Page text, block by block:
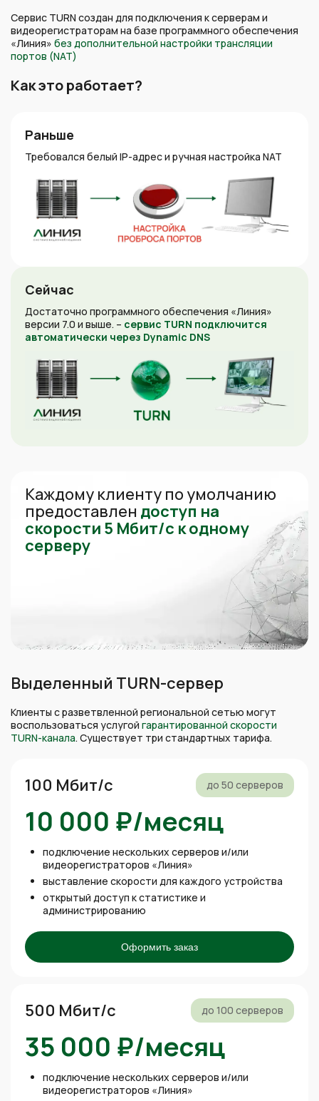
Сервис TURN создан для подключения к серверам и
видеорегистраторам на базе программного обеспечения
«Линия» без дополнительной настройки трансляции
портов (NAT)
Как это работает?
Раньше
Требовался белый IP-адрес и ручная настройка NAT
Сейчас
Достаточно программного обеспечения «Линия»
версии 7.0 и выше. – сервис TURN подключится
автоматически через Dynamic DNS
Каждому клиенту по умолчанию
предоставлен доступ на
скорости 5 Мбит/с к одному
серверу
Выделенный TURN-сервер
Клиенты с разветвленной региональной сетью могут
воспользоваться услугой гарантированной скорости
TURN-канала. Существует три стандартных тарифа.
100 Мбит/с до 50 серверов
10 000 ₽/месяц
подключение нескольких серверов и/или
видеорегистраторов «Линия»
выставление скорости для каждого устройства
открытый доступ к статистике и
администрированию
Оформить заказ
500 Мбит/с до 100 серверов
35 000 ₽/месяц
подключение нескольких серверов и/или
видеорегистраторов «Линия»